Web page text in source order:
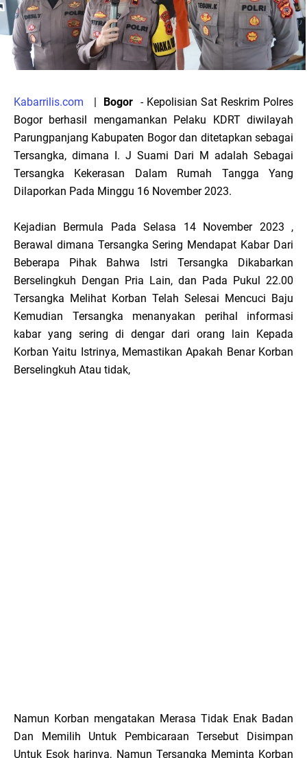
Kabarrilis.com | Bogor - Kepolisian Sat Reskrim Polres
Bogor berhasil mengamankan Pelaku KDRT diwilayah
Parungpanjang Kabupaten Bogor dan ditetapkan sebagai
Tersangka, dimana I. J Suami Dari M adalah Sebagai
Tersangka Kekerasan Dalam Rumah Tangga Yang
Dilaporkan Pada Minggu 16 November 2023.
Kejadian Bermula Pada Selasa 14 November 2023 ,
Berawal dimana Tersangka Sering Mendapat Kabar Dari
Beberapa Pihak Bahwa Istri Tersangka Dikabarkan
Berselingkuh Dengan Pria Lain, dan Pada Pukul 22.00
Tersangka Melihat Korban Telah Selesai Mencuci Baju
Kemudian Tersangka menanyakan perihal informasi
kabar yang sering di dengar dari orang lain Kepada
Korban Yaitu Istrinya, Memastikan Apakah Benar Korban
Berselingkuh Atau tidak,
Namun Korban mengatakan Merasa Tidak Enak Badan
Dan Memilih Untuk Pembicaraan Tersebut Disimpan
Untuk Esok harinya, Namun Tersangka Meminta Korban